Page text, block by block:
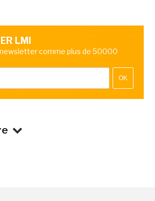
LMI
comme plus de 50000
OK